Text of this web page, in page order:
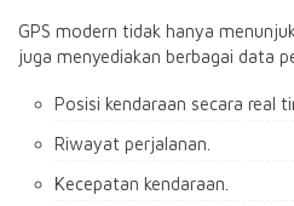
GPS modern tidak hanya
juga menyediakan berbagai data
Posisi kendaraan secara real
Riwayat perjalanan.
Kecepatan kendaraan.